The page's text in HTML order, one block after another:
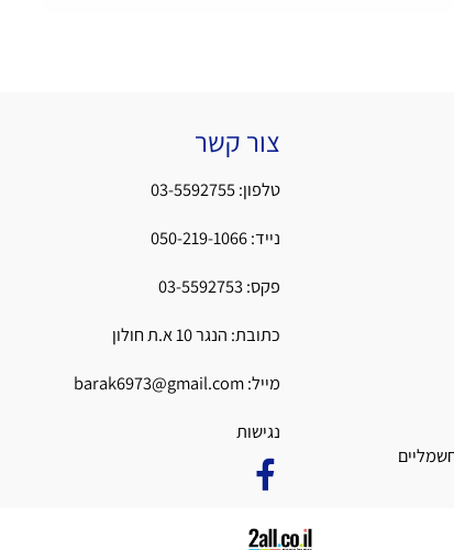
צור קשר
טלפון:03-5592755
נייד:050-219-1066
פקס:03-5592753
כתובת: הנגר 10 א.ת חולון
barak6973@gmail.com
נגישות